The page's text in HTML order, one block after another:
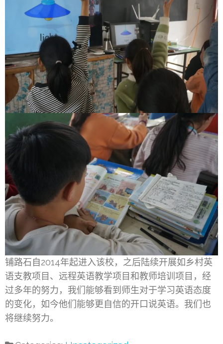
铺路石自2014年起进入该校，之后陆续开展如乡村英
语支教项目、远程英语教学项目和教师培训项目，经
过多年的努力，我们能够看到师生对于学习英语态度
的变化，如今他们能够更自信的开口说英语。我们也
将继续努力。